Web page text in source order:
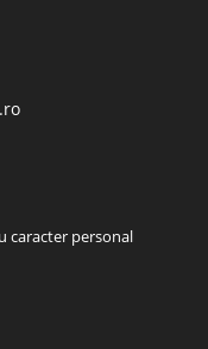
caracter personal